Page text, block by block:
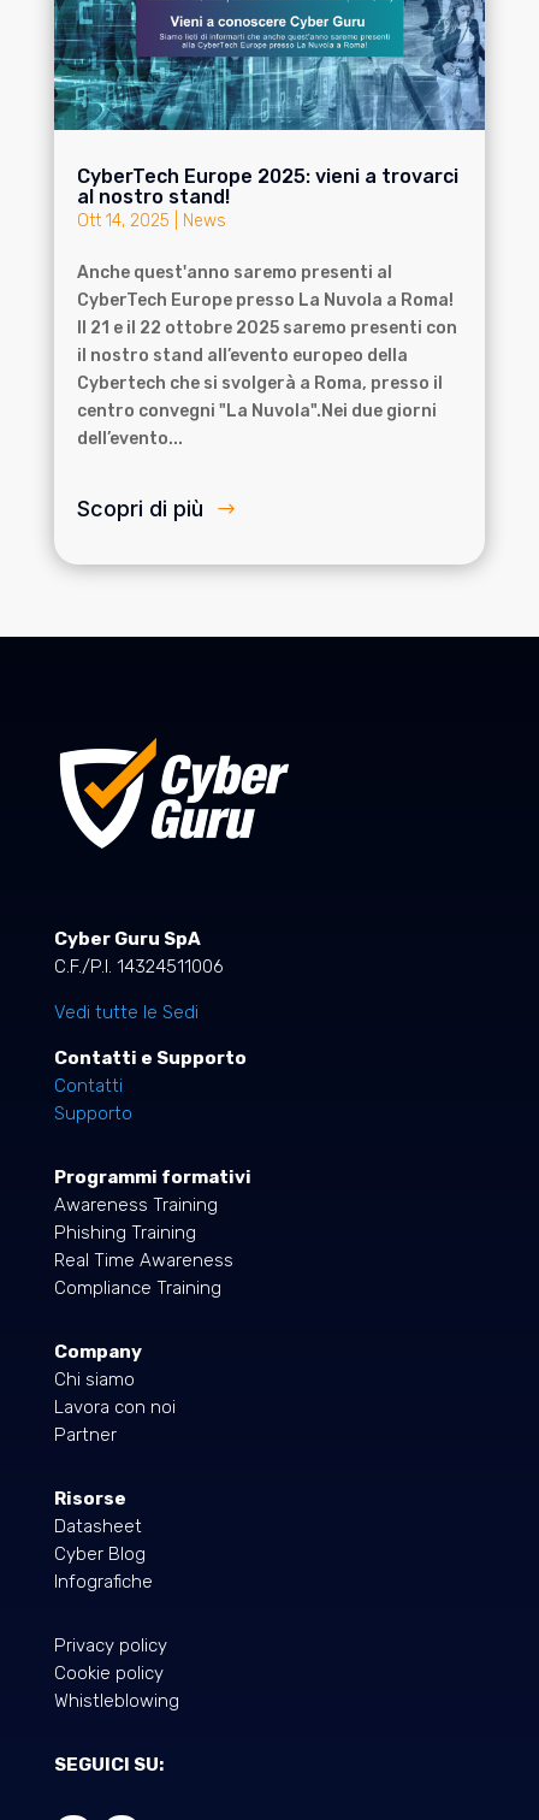
CyberTech Europe 2025: vieni a trovarci
al nostro stand!
Ott 14, 2025 News
Anche quest'anno saremo presenti al
CyberTech Europe presso La Nuvola a Roma!
Il 21 e il 22 ottobre 2025 saremo presenti con
il nostro stand all’evento europeo della
Cybertech che si svolgerà a Roma, presso il
centro convegni "La Nuvola".Nei due giorni
dell’evento...
Scopri di più
Cyber Guru SpA
C.F./P.I. 14324511006
Vedi tutte le Sedi
Contatti e Supporto
Contatti
Supporto
Programmi formativi
Awareness Training
Phishing Training
Real Time Awareness
Compliance Training
Company
Chi siamo
Lavora con noi
Partner
Risorse
Datasheet
Cyber Blog
Infografiche
Privacy policy
Cookie policy
Whistleblowing
SEGUICI SU: